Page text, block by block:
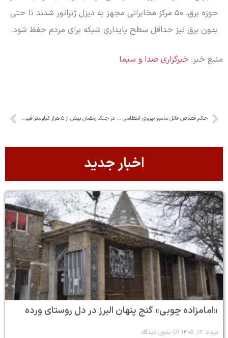
حوزه برق، ۵۰ مرکز مخابراتی مجهز به دیزل ژنراتور شدند تا حتی
بدون برق نیز حداقل سطح پایداری شبکه برای مردم حفظ شود.
منبع خبر: خبرگزاری صدا و سیما
حکم قصاص قاتل مامور نیروی انتظامی در چهارباغ اجرا شد در جنگ رمضان بیش از ۵ هزار کیلومتر فیبر نوری پایش شد
اخبار جدید
«امامزاده چوبی» گنج پنهان البرز در دل روستای ورده
مرداد ۱۳, ۱۴۰۵ بدون دیدگاه